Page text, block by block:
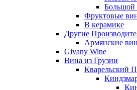
Большой
Фруктовые
В керамике
Другие
Армянские
Givany Wine
Вина из Грузии
Кварельский